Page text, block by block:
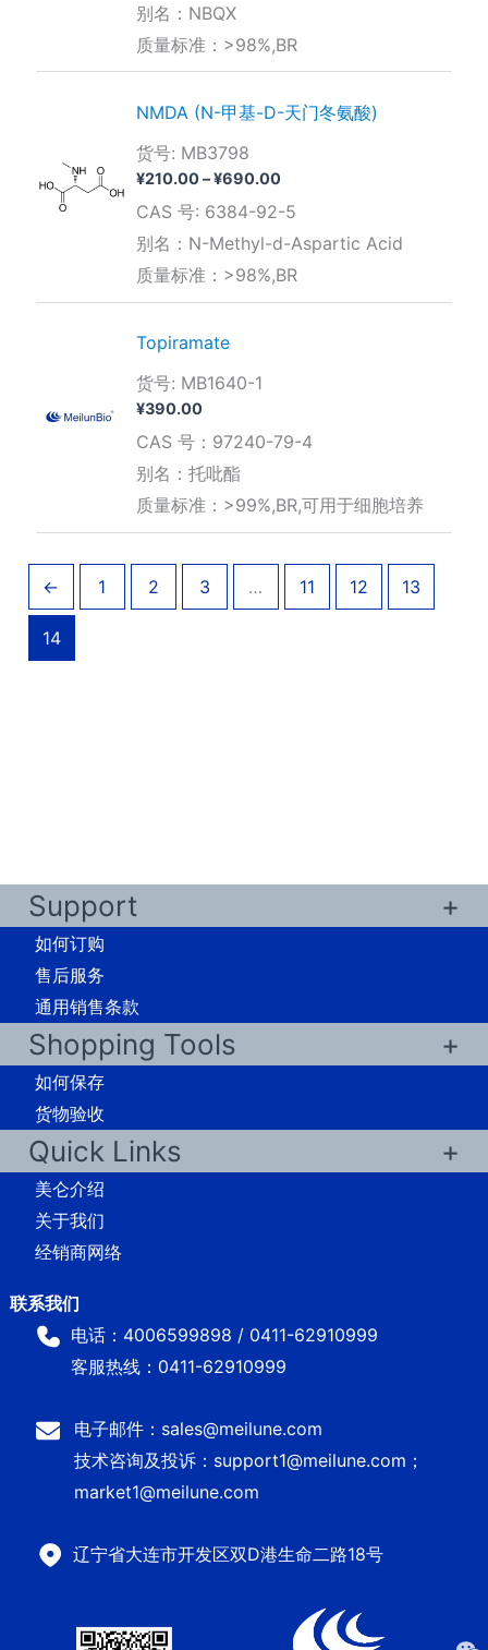
别名：NBQX
质量标准：>98%,BR
NMDA (N-甲基-D-天门冬氨酸)
货号: MB3798
¥210.00–¥690.00价
范
围：
¥210.00
至
CAS 号: 6384-92-5
别名：N-Methyl-d-Aspartic Acid
质量标准：>98%,BR
Topiramate
货号: MB1640-1
¥390.00
CAS 号：97240-79-4
别名：托吡酯
质量标准：>99%,BR,可用于细胞培养
← 1 2 3 … 11 12 13
14
Support
如何订购
售后服务
通用销售条款
Shopping Tools
如何保存
货物验收
Quick Links
美仑介绍
关于我们
经销商网络
电话：4006599898 / 0411-62910999
客服热线：0411-62910999
电子邮件：sales@meilune.com
技术咨询及投诉：support1@meilune.com；
market1@meilune.com
辽宁省大连市开发区双D港生命二路18号